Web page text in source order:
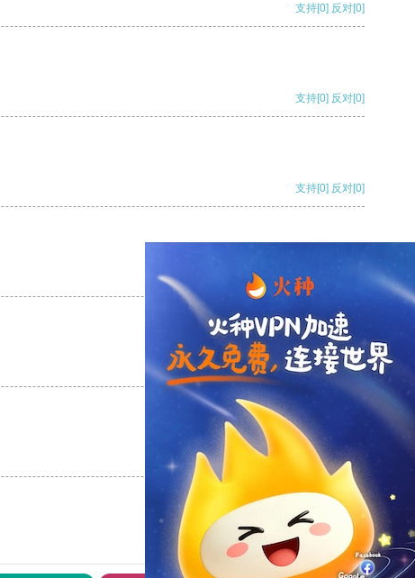
支持[0] 反对[0]
支持[0] 反对[0]
支持[0] 反对[0]
支持
支持[0] 反对[0]
支持[0] 反对[0]